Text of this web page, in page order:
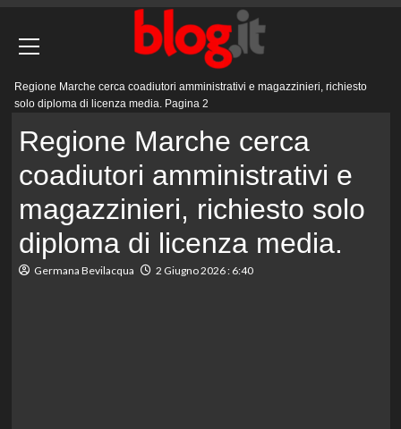
principale
Regione Marche cerca coadiutori amministrativi e magazzinieri, richiesto
solo diploma di licenza media. Pagina 2
Regione Marche cerca
coadiutori amministrativi e
magazzinieri, richiesto solo
diploma di licenza media.
Germana Bevilacqua 2 Giugno 2026 : 6:40